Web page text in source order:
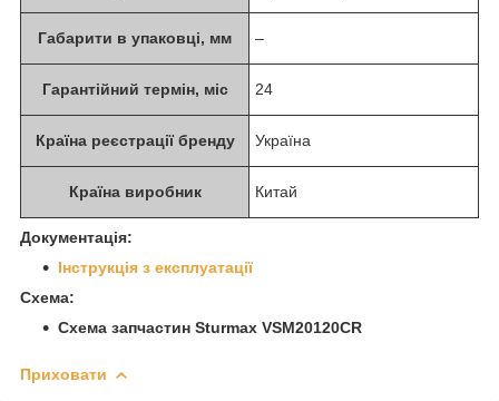
Габарити в упаковці, мм –
Гарантійний термін, міс 24
Країна реєстрації бренду Україна
Країна виробник Китай
Документація:
Інструкція з експлуатації
Схема:
Схема запчастин Sturmax VSM20120CR
Приховати